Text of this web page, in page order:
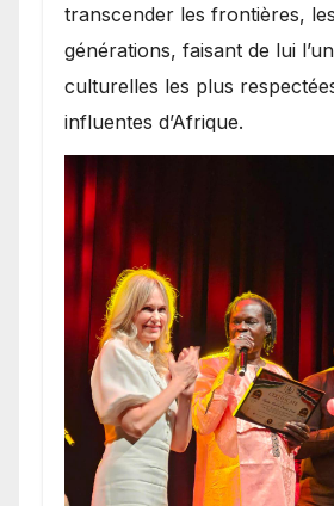
transcender les frontières,
générations, faisant de lui
culturelles les plus
influentes d’Afrique.